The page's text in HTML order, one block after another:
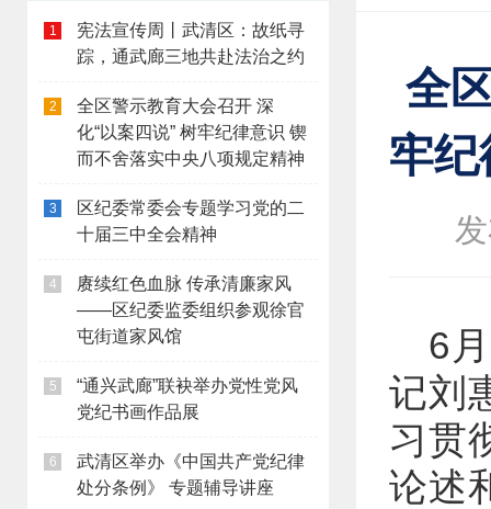
1
宪法宣传周丨武清区：故纸寻
踪，通武廊三地共赴法治之约
2
全区警示教育大会召开 深
化“以案四说” 树牢纪律意识 锲
而不舍落实中央八项规定精神
3
区纪委常委会专题学习党的二
十届三中全会精神
4
赓续红色血脉 传承清廉家风
——区纪委监委组织参观徐官
屯街道家风馆
5
“通兴武廊”联袂举办党性党风
党纪书画作品展
6
武清区举办《中国共产党纪律
处分条例》 专题辅导讲座
全
牢
6
记刘
习贯
论述